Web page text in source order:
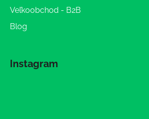
Veľkoobchod - B2B
Blog
Instagram